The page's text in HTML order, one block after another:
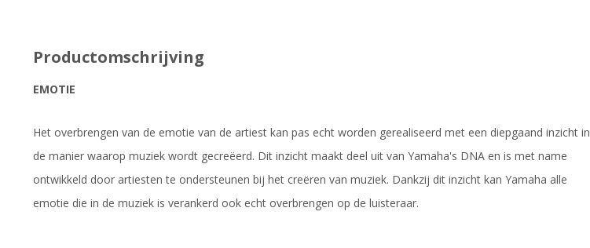
Productomschrijving
EMOTIE
Het overbrengen van de emotie van de artiest kan pas echt worden gerealiseerd met een diepgaand inzicht in
de manier waarop muziek wordt gecreëerd. Dit inzicht maakt deel uit van Yamaha's DNA en is met name
ontwikkeld door artiesten te ondersteunen bij het creëren van muziek. Dankzij dit inzicht kan Yamaha alle
emotie die in de muziek is verankerd ook echt overbrengen op de luisteraar.